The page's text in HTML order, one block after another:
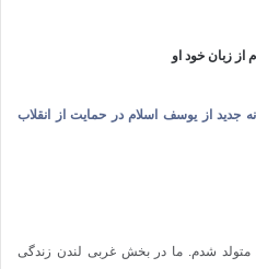
زبان خود او
جدید از یوسف اسلام در حمایت از انقلاب
متولد شدم. ما در بخش غربی لندن زندگی